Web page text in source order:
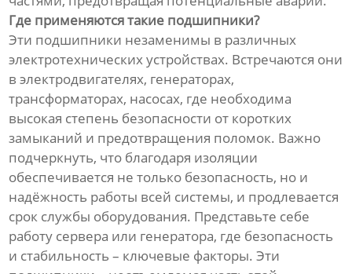
Где применяются такие подшипники?
Эти подшипники незаменимы в различных
электротехнических устройствах. Встречаются они
в электродвигателях, генераторах,
трансформаторах, насосах, где необходима
высокая степень безопасности от коротких
замыканий и предотвращения поломок. Важно
подчеркнуть, что благодаря изоляции
обеспечивается не только безопасность, но и
надёжность работы всей системы, и продлевается
срок службы оборудования. Представьте себе
работу сервера или генератора, где безопасность
и стабильность – ключевые факторы. Эти